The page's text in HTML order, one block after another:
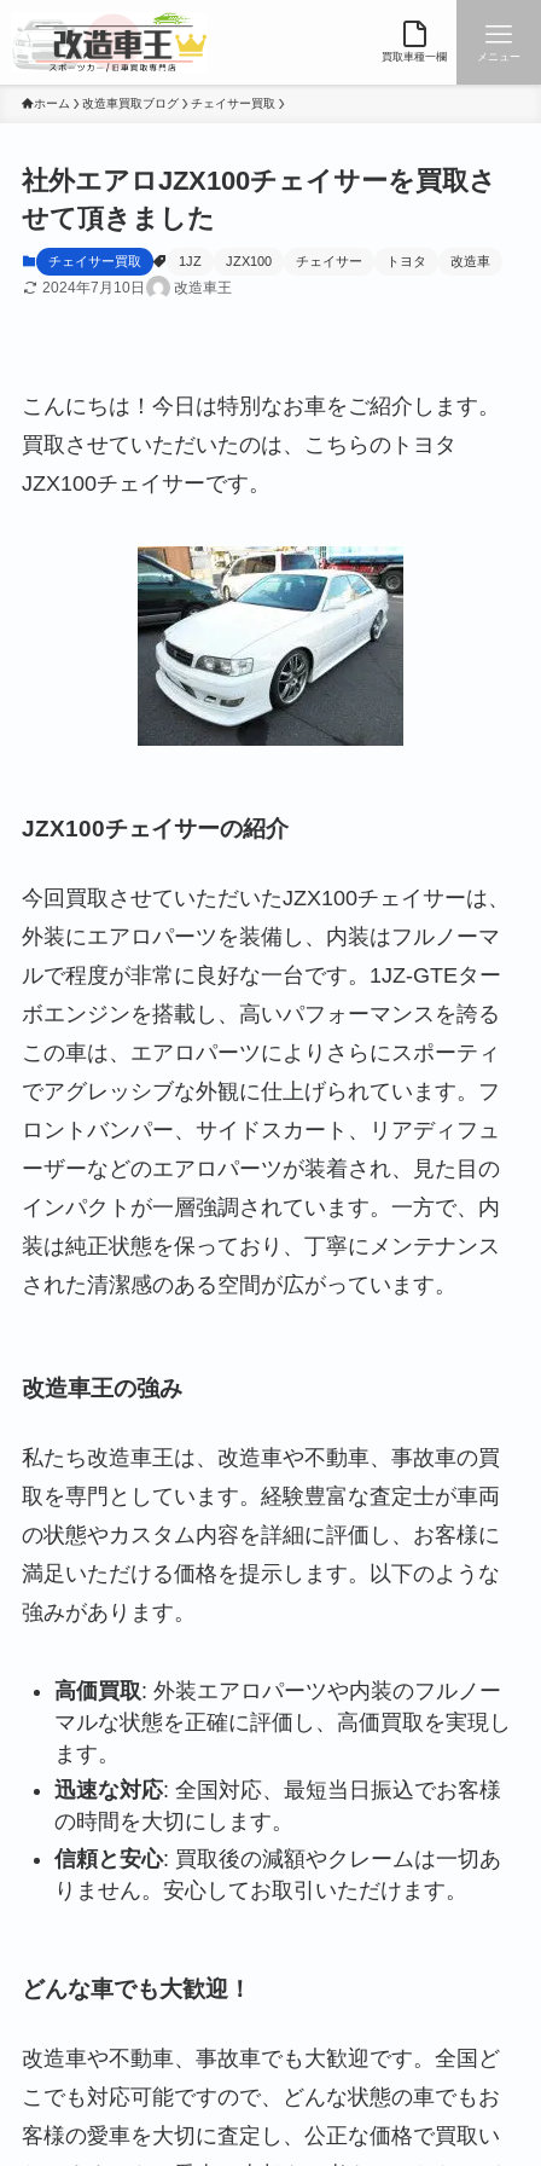
買取車種一欄 メニュー
ホーム 改造車買取ブログ チェイサー買取
社外エアロJZX100チェイサーを買取さ
せて頂きました
チェイサー買取 1JZ JZX100 チェイサー トヨタ 改造車
2024年7月10日 改造車王
こんにちは！今日は特別なお車をご紹介します。
買取させていただいたのは、こちらのトヨタ
JZX100チェイサーです。
JZX100チェイサーの紹介
今回買取させていただいたJZX100チェイサーは、
外装にエアロパーツを装備し、内装はフルノーマ
ルで程度が非常に良好な一台です。1JZ-GTEター
ボエンジンを搭載し、高いパフォーマンスを誇る
この車は、エアロパーツによりさらにスポーティ
でアグレッシブな外観に仕上げられています。フ
ロントバンパー、サイドスカート、リアディフュ
ーザーなどのエアロパーツが装着され、見た目の
インパクトが一層強調されています。一方で、内
装は純正状態を保っており、丁寧にメンテナンス
された清潔感のある空間が広がっています。
改造車王の強み
私たち改造車王は、改造車や不動車、事故車の買
取を専門としています。経験豊富な査定士が車両
の状態やカスタム内容を詳細に評価し、お客様に
満足いただける価格を提示します。以下のような
強みがあります。
高価買取: 外装エアロパーツや内装のフルノー
マルな状態を正確に評価し、高価買取を実現し
ます。
迅速な対応: 全国対応、最短当日振込でお客様
の時間を大切にします。
信頼と安心: 買取後の減額やクレームは一切あ
りません。安心してお取引いただけます。
どんな車でも大歓迎！
改造車や不動車、事故車でも大歓迎です。全国ど
こでも対応可能ですので、どんな状態の車でもお
客様の愛車を大切に査定し、公正な価格で買取い